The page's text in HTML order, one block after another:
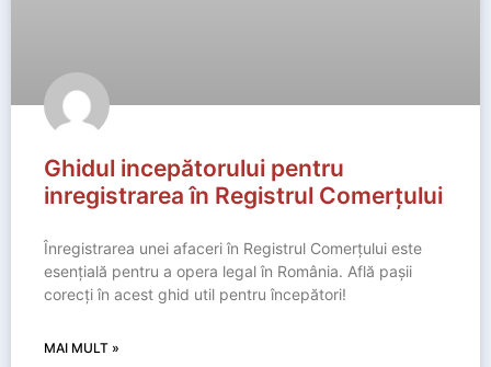
Ghidul incepătorului pentru
inregistrarea în Registrul Comerțului
Înregistrarea unei afaceri în Registrul Comerțului este
esențială pentru a opera legal în România. Află pașii
corecți în acest ghid util pentru începători!
MAI MULT »